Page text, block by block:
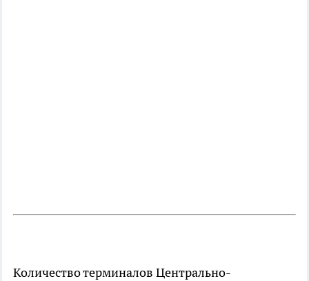
Количество терминалов Центрально-